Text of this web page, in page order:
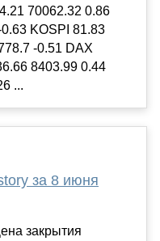
70062.32 0.86
KOSPI 81.83
-0.51 DAX
8403.99 0.44
...
за 8 июня
закрытия